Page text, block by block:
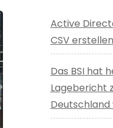
Active
CSV erstellen
Das BSI hat
Lagebericht